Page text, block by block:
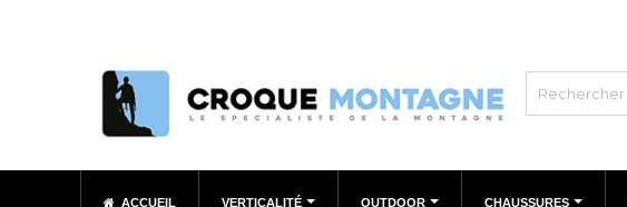
ACCUEIL VERTICALITÉ OUTDOOR CHAUSSURES